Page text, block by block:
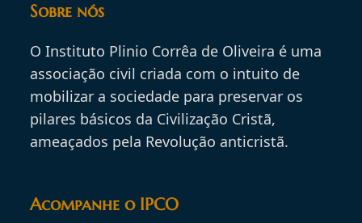
Sobre nós
O Instituto Plinio Corrêa de Oliveira é uma
associação civil criada com o intuito de
mobilizar a sociedade para preservar os
pilares básicos da Civilização Cristã,
ameaçados pela Revolução anticristã.
Acompanhe o IPCO